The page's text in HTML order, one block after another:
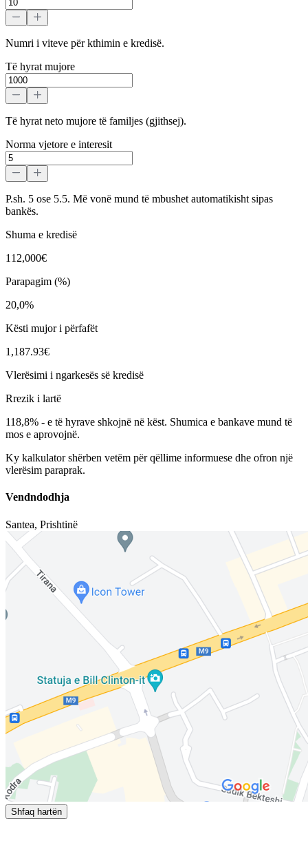
Numri i viteve për kthimin e kredisë.
Të hyrat mujore
Të hyrat neto mujore të familjes (gjithsej).
Norma vjetore e interesit
P.sh. 5 ose 5.5. Më vonë mund të mbushet automatikisht sipas
bankës.
Shuma e kredisë
112,000€
Parapagim (%)
20,0%
Kësti mujor i përfafët
1,187.93€
Vlerësimi i ngarkesës së kredisë
Rrezik i lartë
118,8% - e të hyrave shkojnë në këst. Shumica e bankave mund të
mos e aprovojnë.
Ky kalkulator shërben vetëm për qëllime informuese dhe ofron një
vlerësim paraprak.
Vendndodhja
Santea, Prishtinë
Shfaq hartën